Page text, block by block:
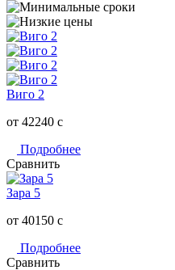
Виго 2
от 42240 c
Подробнее
Сравнить
Зара 5
от 40150 c
Подробнее
Сравнить